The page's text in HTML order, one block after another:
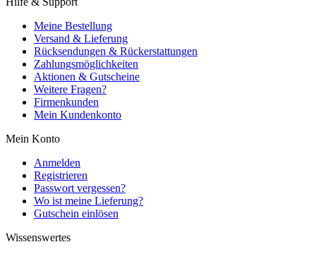
Meine Bestellung
Versand & Lieferung
Rücksendungen & Rückerstattungen
Zahlungsmöglichkeiten
Aktionen & Gutscheine
Weitere Fragen?
Firmenkunden
Mein Kundenkonto
Mein Konto
Anmelden
Registrieren
Passwort vergessen?
Wo ist meine Lieferung?
Gutschein einlösen
Wissenswertes